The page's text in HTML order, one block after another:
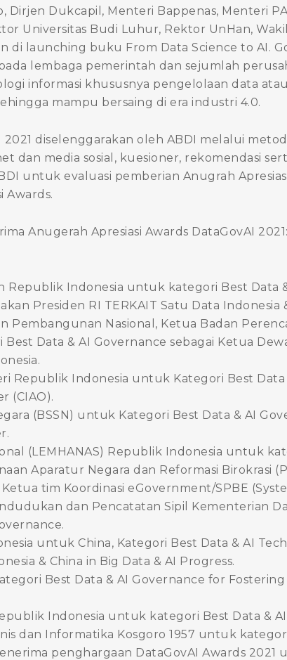
Dirjen Dukcapil, Menteri Bappenas, Menteri
Universitas Budi Luhur, Rektor UnHan,
di launching buku From Data Science to AI.
lembaga pemerintah dan sejumlah
informasi khususnya pengelolaan data
mampu bersaing di era industri 4.0.
2021 diselenggarakan oleh ABDI melalui
dan media sosial, kuesioner, rekomendasi
untuk evaluasi pemberian Anugrah
Awards.
Anugerah Apresiasi Awards DataGovAI
Republik Indonesia untuk kategori Best Data
Presiden RI TERKAIT Satu Data Indonesia
Pembangunan Nasional, Ketua Badan
Data & AI Governance sebagai Ketua
Republik Indonesia untuk Kategori Best
(CIAO).
(BSSN) untuk Kategori Best Data & AI
(LEMHANAS) Republik Indonesia untuk
Aparatur Negara dan Reformasi Birokrasi
tim Koordinasi eGovernment/SPBE
dan Pencatatan Sipil Kementerian
untuk China, Kategori Best Data & AI
& China in Big Data & AI Progress.
Best Data & AI Governance for
Indonesia untuk kategori Best Data &
dan Informatika Kosgoro 1957 untuk
penghargaan DataGovAI Awards 2021